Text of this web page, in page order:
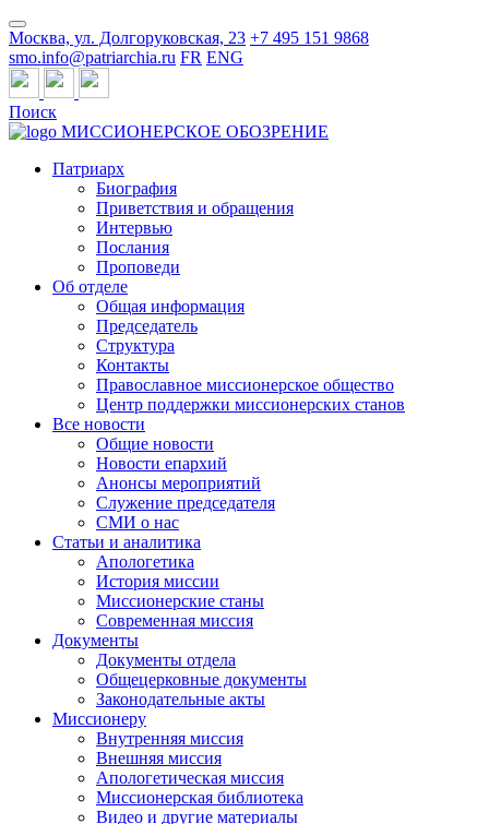
Москва, ул. Долгоруковская, 23 +7 495 151 9868
smo.info@patriarchia.ru FR ENG
Поиск
МИССИОНЕРСКОЕ ОБОЗРЕНИЕ
Патриарх
Биография
Приветствия и обращения
Интервью
Послания
Проповеди
Об отделе
Общая информация
Председатель
Структура
Контакты
Православное миссионерское общество
Центр поддержки миссионерских станов
Все новости
Общие новости
Новости епархий
Анонсы мероприятий
Служение председателя
СМИ о нас
Статьи и аналитика
Апологетика
История миссии
Миссионерские станы
Современная миссия
Документы
Документы отдела
Общецерковные документы
Законодательные акты
Миссионеру
Внутренняя миссия
Внешняя миссия
Апологетическая миссия
Миссионерская библиотека
Видео и другие материалы